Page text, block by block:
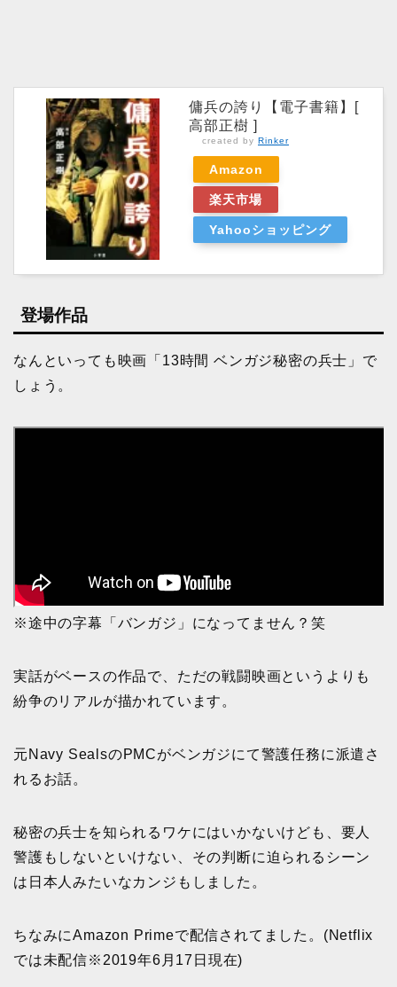
傭兵の誇り【電子書籍】[
高部正樹 ]
created by Rinker
Amazon
楽天市場
Yahooショッピング
登場作品
なんといっても映画「13時間 ベンガジ秘密の兵士」で
しょう。
※途中の字幕「バンガジ」になってません？笑
実話がベースの作品で、ただの戦闘映画というよりも
紛争のリアルが描かれています。
元Navy SealsのPMCがベンガジにて警護任務に派遣さ
れるお話。
秘密の兵士を知られるワケにはいかないけども、要人
警護もしないといけない、その判断に迫られるシーン
は日本人みたいなカンジもしました。
ちなみにAmazon Primeで配信されてました。(Netflix
では未配信※2019年6月17日現在)